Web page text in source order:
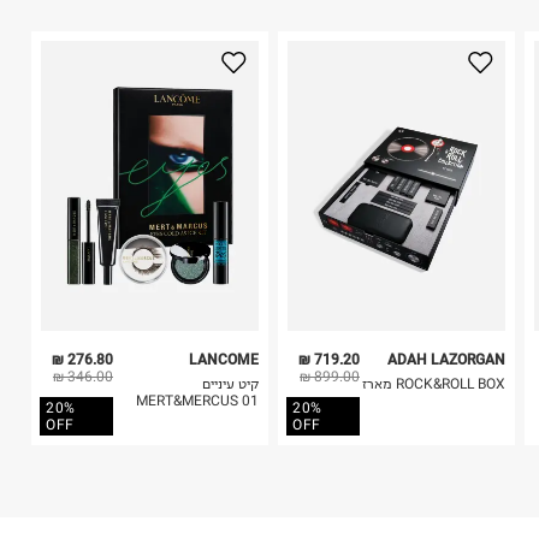
3. מוצרי טיפוח ניתן להחזיר סגורים באריזתם המקורית
לוריאל ישראל בעמ
276.80 ₪
346.00 ₪
20%
OFF
LANCOME
קיט עיניים
MERT&MERCUS 01
719.20 ₪
899.00 ₪
20%
OFF
ADAH LAZORGAN
ROCK&ROLL BOX מארז